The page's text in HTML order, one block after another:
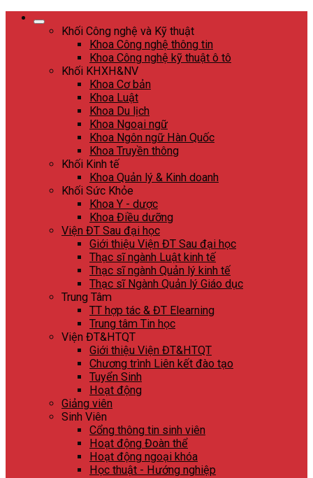
Skip
Khối Công nghệ và Kỹ thuật
Khoa Công nghệ thông tin
Khoa Công nghệ kỹ thuật ô tô
Khối KHXH&NV
Khoa Cơ bản
Khoa Luật
Khoa Du lịch
Khoa Ngoại ngữ
Khoa Ngôn ngữ Hàn Quốc
Khoa Truyền thông
Khối Kinh tế
Khoa Quản lý & Kinh doanh
Khối Sức Khỏe
Khoa Y - dược
Khoa Điều dưỡng
Viện ĐT Sau đại học
Giới thiệu Viện ĐT Sau đại học
Thạc sĩ ngành Luật kinh tế
Thạc sĩ ngành Quản lý kinh tế
Thạc sĩ Ngành Quản lý Giáo dục
Trung Tâm
TT hợp tác & ĐT Elearning
Trung tâm Tin học
Viện ĐT&HTQT
Giới thiệu Viện ĐT&HTQT
Chương trình Liên kết đào tạo
Tuyển Sinh
Hoạt động
Giảng viên
Sinh Viên
Cổng thông tin sinh viên
Hoạt động Đoàn thể
Hoạt động ngoại khóa
Học thuật - Hướng nghiệp